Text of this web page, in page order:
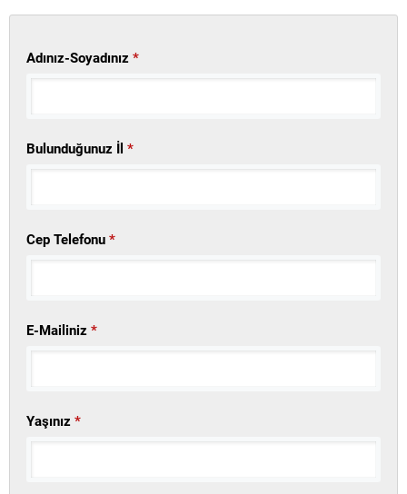
Adınız-Soyadınız *
Bulunduğunuz İl *
Cep Telefonu *
E-Mailiniz *
Yaşınız *